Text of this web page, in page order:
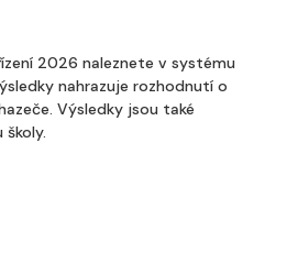
2026 naleznete v systému
nahrazuje rozhodnutí o
Výsledky jsou také